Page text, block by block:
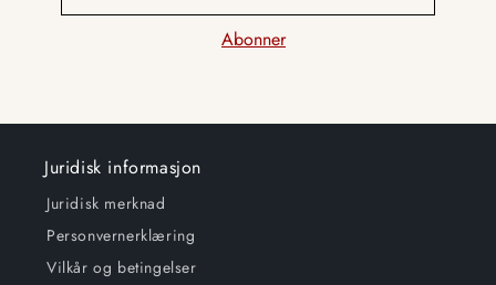
Abonner
Juridisk informasjon
Juridisk merknad
Personvernerklæring
Vilkår og betingelser